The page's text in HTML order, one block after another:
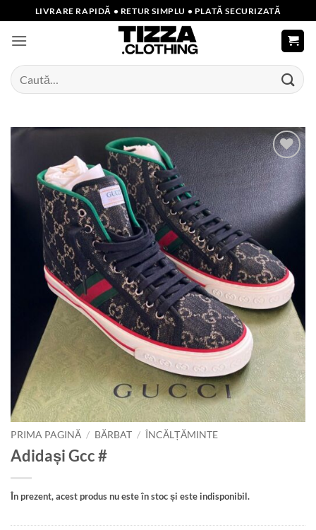
to
content
LIVRARE RAPIDĂ • RETUR SIMPLU • PLATĂ SECURIZATĂ
Caută
după:
Add to
wishlist
PRIMA PAGINĂ / BĂRBAT / ÎNCĂLȚĂMINTE
Adidași Gcc #
În prezent, acest produs nu este în stoc și este indisponibil.